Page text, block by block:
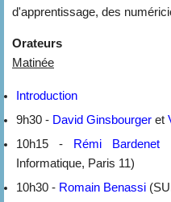
d'apprentissage, des
Orateurs
Matinée
Introduction
9h30 - David Ginsbourger et
10h15 -
Rémi Bardenet
Informatique, Paris 11)
10h30 - Romain Benassi